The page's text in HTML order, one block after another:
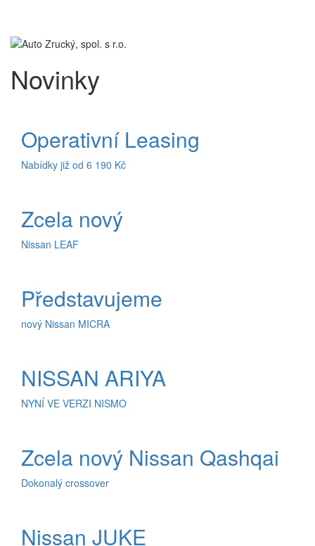
Novinky
Operativní Leasing
Nabídky již od 6 190 Kč
Zcela nový
Nissan LEAF
Představujeme
nový Nissan MICRA
NISSAN ARIYA
NYNÍ VE VERZI NISMO
Zcela nový Nissan Qashqai
Dokonalý crossover
Nissan JUKE